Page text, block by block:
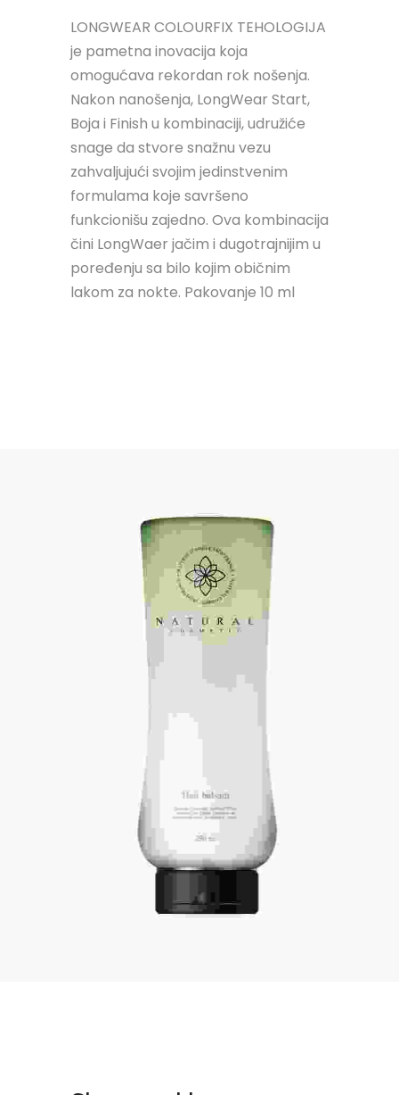
LONGWEAR COLOURFIX TEHOLOGIJA
je pametna inovacija koja
omogućava rekordan rok nošenja.
Nakon nanošenja, LongWear Start,
Boja i Finish u kombinaciji, udružiće
snage da stvore snažnu vezu
zahvaljujući svojim jedinstvenim
formulama koje savršeno
funkcionišu zajedno. Ova kombinacija
čini LongWaer jačim i dugotrajnijim u
poređenju sa bilo kojim običnim
lakom za nokte. Pakovanje 10 ml